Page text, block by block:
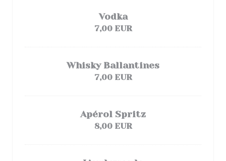
Vodka
7,00 EUR
Whisky Ballantines
7,00 EUR
Apérol Spritz
8,00 EUR